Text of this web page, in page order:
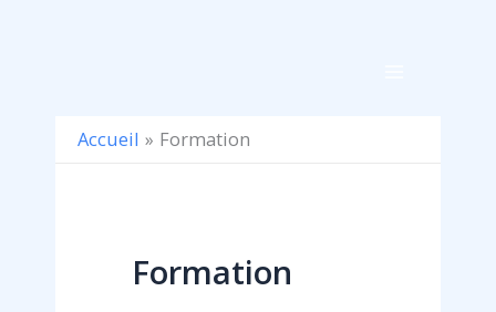
Accueil
Formation
Formation